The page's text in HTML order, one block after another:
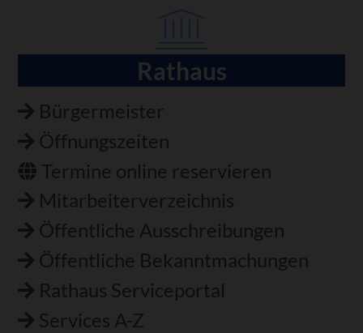
Rathaus
Bürgermeister
Öffnungszeiten
Termine online reservieren
Mitarbeiterverzeichnis
Öffentliche Ausschreibungen
Öffentliche Bekanntmachungen
Rathaus Serviceportal
Services A-Z